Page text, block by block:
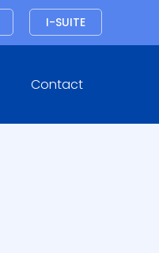
I-SUITE
Contact